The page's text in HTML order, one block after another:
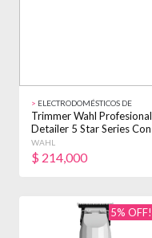
> ELECTRODOMÉSTICOS DE
BELLEZA
Trimmer Wahl Profesional
Detailer 5 Star Series Con
Cable Bordó/plateado
WAHL
$ 214,000
5% OFF!